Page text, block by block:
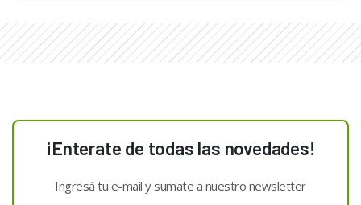
¡Enterate de todas las novedades!
Ingresá tu e-mail y sumate a nuestro newsletter